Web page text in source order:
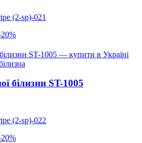
(2-sp)-021
білизни ST-1005
(2-sp)-022